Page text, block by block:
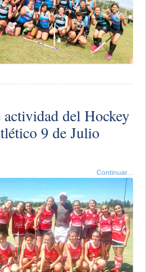
del Hockey
9 de Julio
Continuar...